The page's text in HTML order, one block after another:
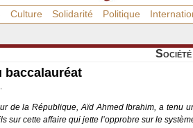
Culture Solidarité Politique
Société
baccalauréat
de la République, Aïd Ahmed Ibrahim, a tenu
sur cette affaire qui jette l’opprobre sur le